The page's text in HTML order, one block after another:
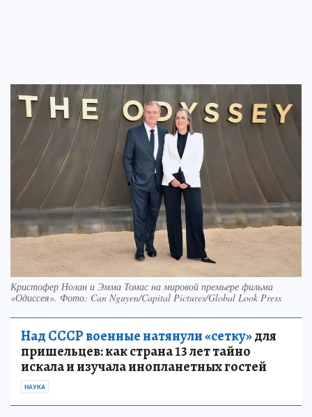
Кристофер Нолан и Эмма Томас на мировой премьере фильма
«Одиссея». Фото: Can Nguyen/Capital Pictures/Global Look Press
Над СССР военные натянули «сетку»для
пришельцев: как страна 13 лет тайно
искала и изучала инопланетных гостей
НАУКА